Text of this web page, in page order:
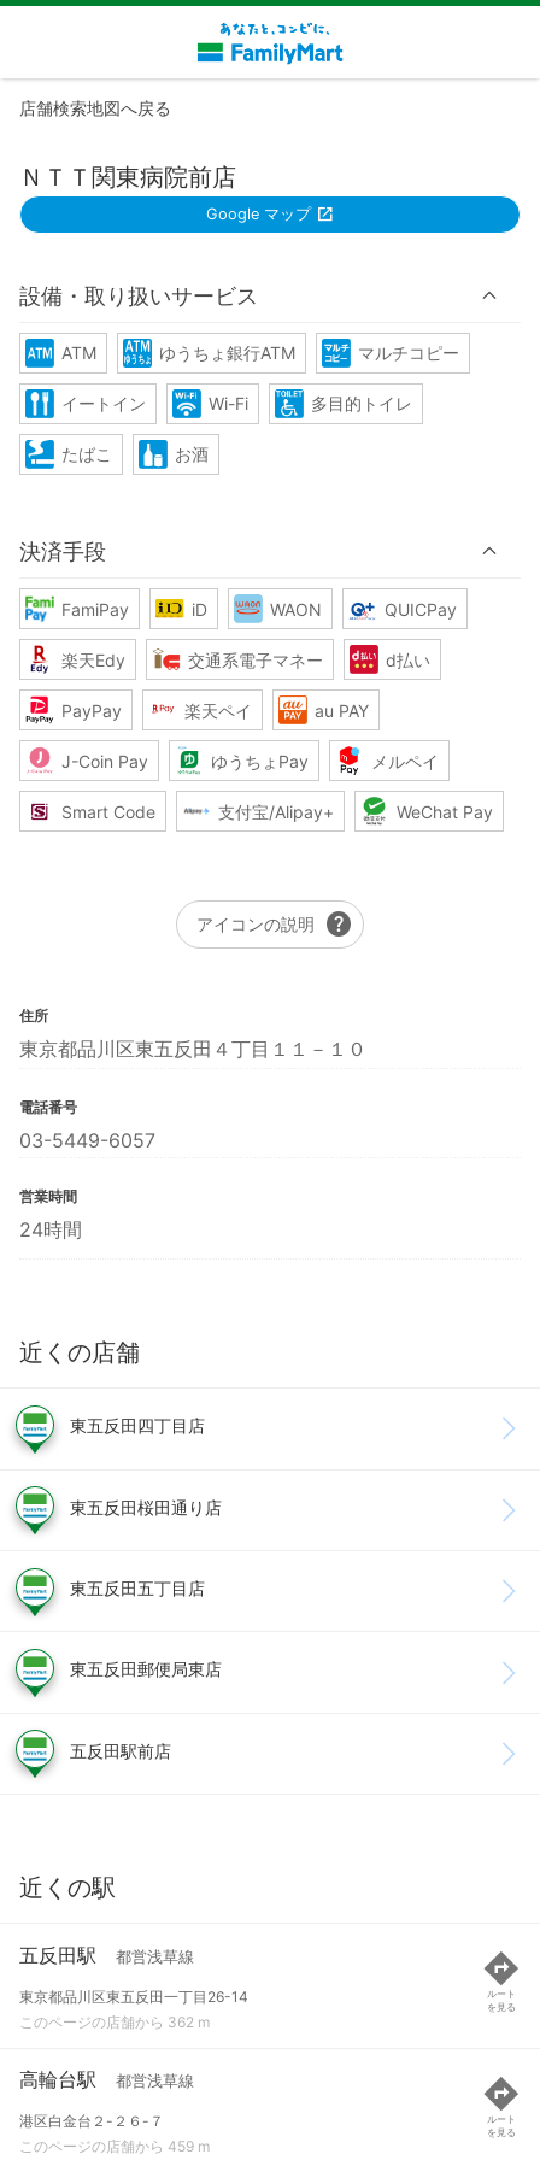
店舗検索地図へ戻る
ＮＴＴ関東病院前店
Google マップ
設備・取り扱いサービス
ATM ゆうちょ銀行ATM マルチコピー
イートイン Wi-Fi 多目的トイレ
たばこ お酒
決済手段
FamiPay iD WAON QUICPay
楽天Edy 交通系電子マネー d払い
PayPay 楽天ペイ au PAY
J-Coin Pay ゆうちょPay メルペイ
Smart Code 支付宝/Alipay+ WeChat Pay
アイコンの説明 help
住所
東京都品川区東五反田４丁目１１－１０
電話番号
03-5449-6057
営業時間
24時間
近くの店舗
東五反田四丁目店
東五反田桜田通り店
東五反田五丁目店
東五反田郵便局東店
五反田駅前店
近くの駅
五反田駅 都営浅草線
東京都品川区東五反田一丁目26-14
このページの店舗から 362 m
ルート
を見る
高輪台駅 都営浅草線
港区白金台２-２６-７
このページの店舗から 459 m
ルート
を見る